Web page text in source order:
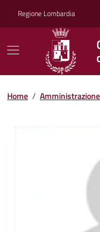
Regione Lombardia
Home / Amministrazione